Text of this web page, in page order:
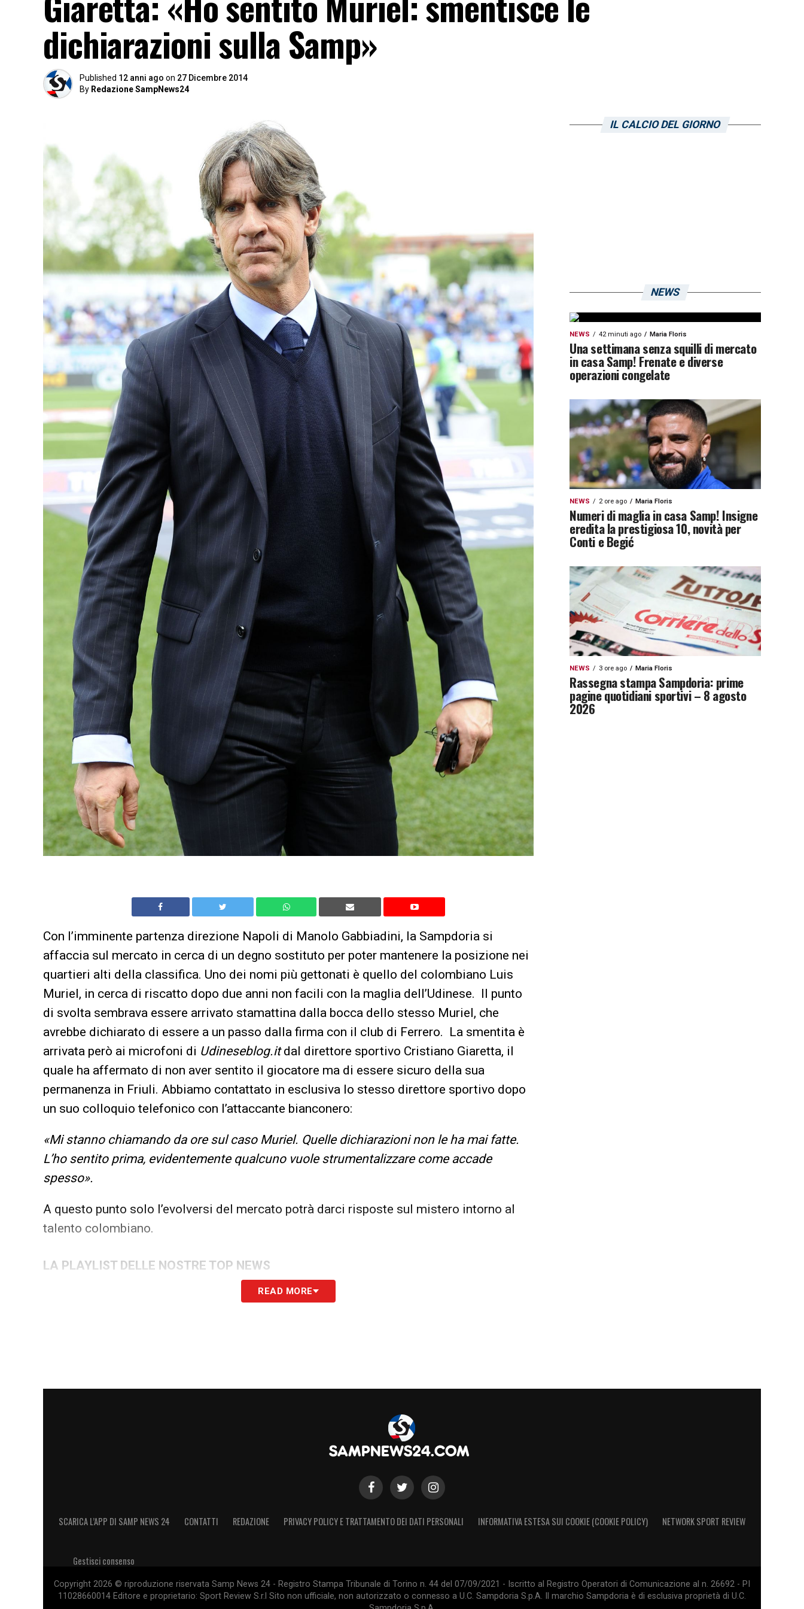
dichiarazioni sulla Samp»
Published 12 anni ago on 27 Dicembre 2014
By Redazione SampNews24
Con l’imminente partenza direzione Napoli di Manolo Gabbiadini, la Sampdoria si
affaccia sul mercato in cerca di un degno sostituto per poter mantenere la posizione nei
quartieri alti della classifica. Uno dei nomi più gettonati è quello del colombiano Luis
Muriel, in cerca di riscatto dopo due anni non facili con la maglia dell’Udinese. Il punto
di svolta sembrava essere arrivato stamattina dalla bocca dello stesso Muriel, che
avrebbe dichiarato di essere a un passo dalla firma con il club di Ferrero. La smentita è
arrivata però ai microfoni di Udineseblog.itdal direttore sportivo Cristiano Giaretta, il
quale ha affermato di non aver sentito il giocatore ma di essere sicuro della sua
permanenza in Friuli. Abbiamo contattato in esclusiva lo stesso direttore sportivo dopo
un suo colloquio telefonico con l’attaccante bianconero:
«Mi stanno chiamando da ore sul caso Muriel. Quelle dichiarazioni non le ha mai fatte.
L’ho sentito prima, evidentemente qualcuno vuole strumentalizzare come accade
spesso».
A questo punto solo l’evolversi del mercato potrà darci risposte sul mistero intorno al
talento colombiano.
LA PLAYLIST DELLE NOSTRE TOP NEWS
READ MORE
IL CALCIO DEL GIORNO
NEWS
NEWS 42 minuti ago Maria Floris
Una settimana senza squilli di mercato
in casa Samp! Frenate e diverse
operazioni congelate
NEWS 2 ore ago Maria Floris
Numeri di maglia in casa Samp! Insigne
eredita la prestigiosa 10, novità per
Conti e Begić
NEWS 3 ore ago Maria Floris
Rassegna stampa Sampdoria: prime
pagine quotidiani sportivi – 8 agosto
2026
SCARICA L’APP DI SAMP NEWS 24 CONTATTI REDAZIONE PRIVACY POLICY E TRATTAMENTO DEI DATI PERSONALI INFORMATIVA ESTESA SUI COOKIE (COOKIE POLICY) NETWORK SPORT REVIEW
Gestisci consenso
Copyright 2026 © riproduzione riservata Samp News 24 - Registro Stampa Tribunale di Torino n. 44 del 07/09/2021 - Iscritto al Registro Operatori di Comunicazione al n. 26692 - PI
11028660014 Editore e proprietario: Sport Review S.r.l Sito non ufficiale, non autorizzato o connesso a U.C. Sampdoria S.p.A. Il marchio Sampdoria è di esclusiva proprietà di U.C.